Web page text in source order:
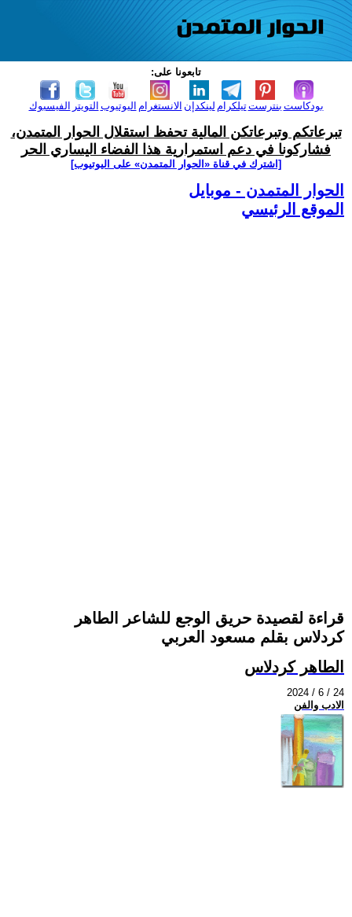
تابعونا على:
الفيسبوك التويتر اليوتيوب الانستغرام لينكدإن تيلكرامبنترست بودكاست
تبرعاتكم وتبرعاتكن المالية تحفظ استقلال الحوار المتمدن،
فشاركونا في دعم استمرارية هذا الفضاء اليساري الحر
[اشترك في قناة ‫«الحوار المتمدن» على اليوتيوب]
الحوار المتمدن - موبايل
الموقع الرئيسي
قراءة لقصيدة حريق الوجع للشاعر الطاهر
كردلاس بقلم مسعود العربي
الطاهر كردلاس
2024 / 6 / 24
الادب والفن